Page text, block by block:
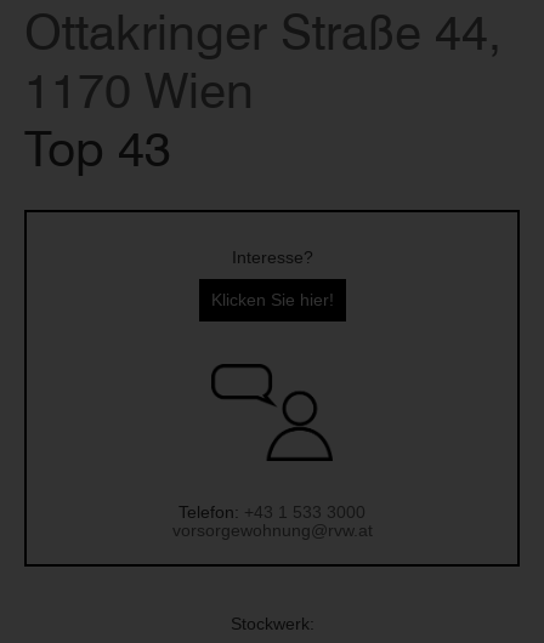
Ottakringer Straße 44,
1170 Wien
Top 43
Interesse?
Klicken Sie hier!
Telefon: +43 1 533 3000
vorsorgewohnung@rvw.at
Stockwerk: